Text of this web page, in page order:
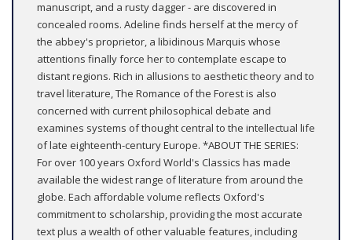
manuscript, and a rusty dagger - are discovered in
concealed rooms. Adeline finds herself at the mercy of
the abbey's proprietor, a libidinous Marquis whose
attentions finally force her to contemplate escape to
distant regions. Rich in allusions to aesthetic theory and to
travel literature, The Romance of the Forest is also
concerned with current philosophical debate and
examines systems of thought central to the intellectual life
of late eighteenth-century Europe. *ABOUT THE SERIES:
For over 100 years Oxford World's Classics has made
available the widest range of literature from around the
globe. Each affordable volume reflects Oxford's
commitment to scholarship, providing the most accurate
text plus a wealth of other valuable features, including